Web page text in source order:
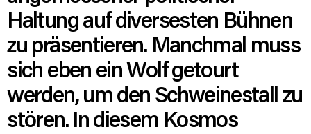
Haltung auf diversesten Bühnen
zu präsentieren. Manchmal muss
sich eben ein Wolf getourt
werden, um den Schweinestall zu
stören. In diesem Kosmos